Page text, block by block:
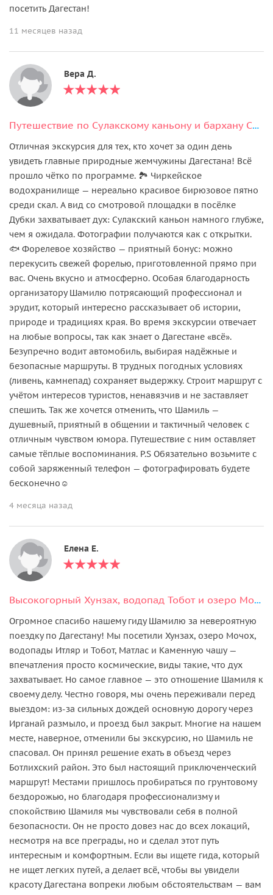
посетить Дагестан!
11 месяцев назад
Вера Д.
Путешествие по Сулакскому каньону и бархану Сары-Кум
Отличная экскурсия для тех, кто хочет за один день
увидеть главные природные жемчужины Дагестана! Всё
прошло чётко по программе. 🏞️ Чиркейское
водохранилище — нереально красивое бирюзовое пятно
среди скал. А вид со смотровой площадки в посёлке
Дубки захватывает дух: Сулакский каньон намного глубже,
чем я ожидала. Фотографии получаются как с открытки.
🐟 Форелевое хозяйство — приятный бонус: можно
перекусить свежей форелью, приготовленной прямо при
вас. Очень вкусно и атмосферно. Особая благодарность
организатору Шамилю потрясающий профессионал и
эрудит, который интересно рассказывает об истории,
природе и традициях края. Во время экскурсии отвечает
на любые вопросы, так как знает о Дагестане «всё».
Безупречно водит автомобиль, выбирая надёжные и
безопасные маршруты. В трудных погодных условиях
(ливень, камнепад) сохраняет выдержку. Строит маршрут с
учётом интересов туристов, ненавязчив и не заставляет
спешить. Так же хочется отменить, что Шамиль —
душевный, приятный в общении и тактичный человек с
отличным чувством юмора. Путешествие с ним оставляет
самые тёплые воспоминания. P.S Обязательно возьмите с
собой заряженный телефон — фотографировать будете
бесконечно☺️
4 месяца назад
Елена Е.
Высокогорный Хунзах, водопад Тобот и озеро Мочох
Огромное спасибо нашему гиду Шамилю за невероятную
поездку по Дагестану! Мы посетили Хунзах, озеро Мочох,
водопады Итляр и Тобот, Матлас и Каменную чашу —
впечатления просто космические, виды такие, что дух
захватывает. Но самое главное — это отношение Шамиля к
своему делу. Честно говоря, мы очень переживали перед
выездом: из-за сильных дождей основную дорогу через
Ирганай размыло, и проезд был закрыт. Многие на нашем
месте, наверное, отменили бы экскурсию, но Шамиль не
спасовал. Он принял решение ехать в объезд через
Ботлихский район. Это был настоящий приключенческий
маршрут! Местами пришлось пробираться по грунтовому
бездорожью, но благодаря профессионализму и
спокойствию Шамиля мы чувствовали себя в полной
безопасности. Он не просто довез нас до всех локаций,
несмотря на все преграды, но и сделал этот путь
интересным и комфортным. Если вы ищете гида, который
не ищет легких путей, а делает всё, чтобы вы увидели
красоту Дагестана вопреки любым обстоятельствам — вам